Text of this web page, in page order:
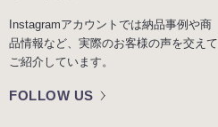
Instagramアカウントでは納品事例や商
品情報など、実際のお客様の声を交えて
ご紹介しています。
FOLLOW US